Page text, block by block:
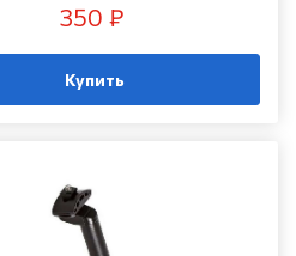
350 ₽
Купить